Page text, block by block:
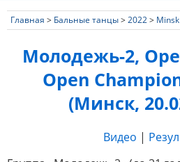
Главная > Бальные танцы>2022>
Молодежь-2,
Open
(Минск,
Видео |